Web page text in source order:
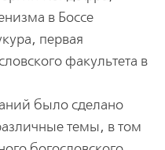
в Боссе
первая
факультета в
было сделано
темы, в том